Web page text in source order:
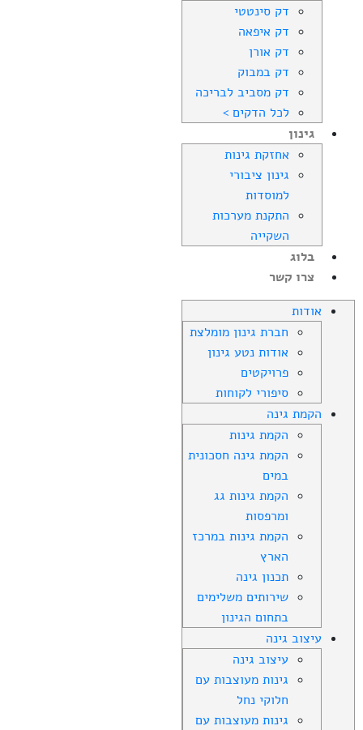
דק סינטטי
דק איפאה
דק אורן
דק במבוק
דק מסביב לבריכה
לכל הדקים >
גינון
אחזקת גינות
גינון ציבורי
למוסדות
התקנת מערכות
השקייה
בלוג
צרו קשר
אודות
חברת גינון מומלצת
אודות נטע גינון
פרויקטים
סיפורי לקוחות
הקמת גינה
הקמת גינות
הקמת גינה חסכונית
במים
הקמת גינות גג
ומרפסות
הקמת גינות במרכז
הארץ
תכנון גינה
שירותים משלימים
בתחום הגינון
עיצוב גינה
עיצוב גינה
גינות מעוצבות עם
חלוקי נחל
גינות מעוצבות עם